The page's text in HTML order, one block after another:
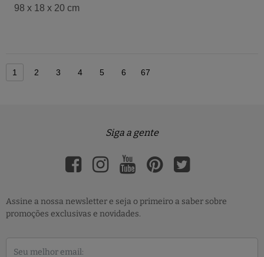
98 x 18 x 20 cm
1 2 3 4 5 6 67
Siga a gente
Assine a nossa newsletter e seja o primeiro a saber sobre
promoções exclusivas e novidades.